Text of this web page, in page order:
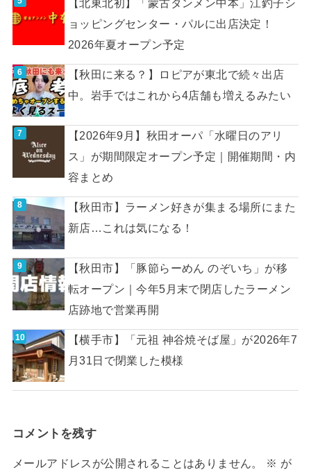
【北東北初】「蒙古タンメン中本」江釣子シ
ョッピングセンター・パルに出店決定！
2026年夏オープン予定
【秋田に来る？】ロピアが東北で続々出店
中。岩手ではこれから4店舗も増えるみたい
【2026年9月】秋田オーパ「水曜日のアリ
ス」が期間限定オープン予定｜開催期間・内
容まとめ
【秋田市】ラーメン好きが集まる場所にまた
新店…これは気になる！
【秋田市】「豚節らーめん のぞいち」が移
転オープン｜今年5月末で閉店したラーメン
店跡地で営業再開
【横手市】「元祖 神谷焼そば屋」が2026年7
月31日で閉業した模様
コメントを残す
メールアドレスが公開されることはありません。 ※ が